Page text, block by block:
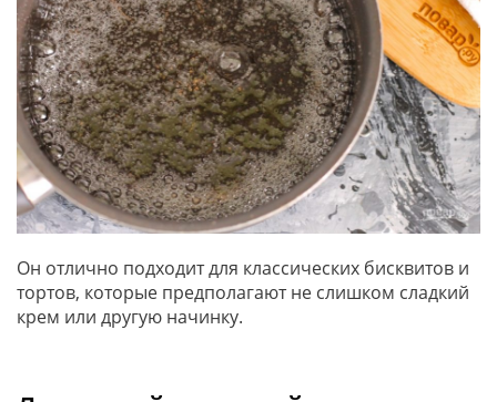
Он отлично подходит для классических бисквитов и
тортов, которые предполагают не слишком сладкий
крем или другую начинку.